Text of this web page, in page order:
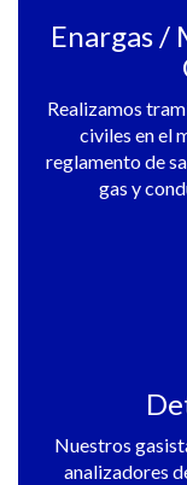
Enargas /
Realizamos
civiles en el
reglamento de
gas y
Nuestros
analizadores